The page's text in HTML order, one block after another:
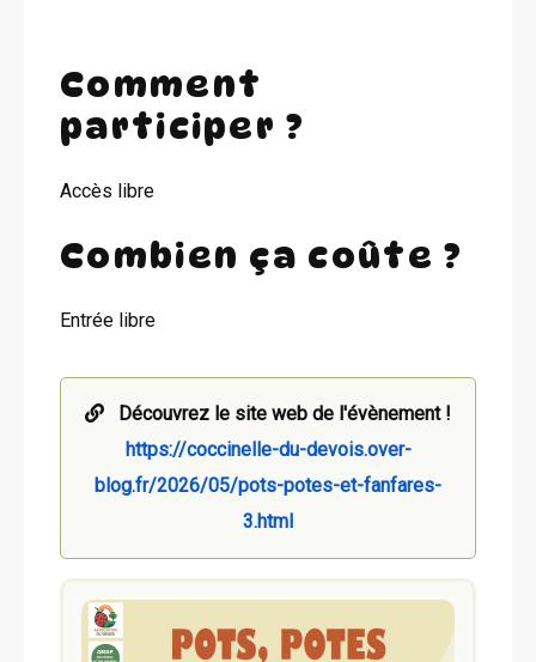
Comment
participer ?
Accès libre
Combien ça coûte ?
Entrée libre
Découvrez le site web de l'évènement !
https://coccinelle-du-devois.over-
blog.fr/2026/05/pots-potes-et-fanfares-
3.html